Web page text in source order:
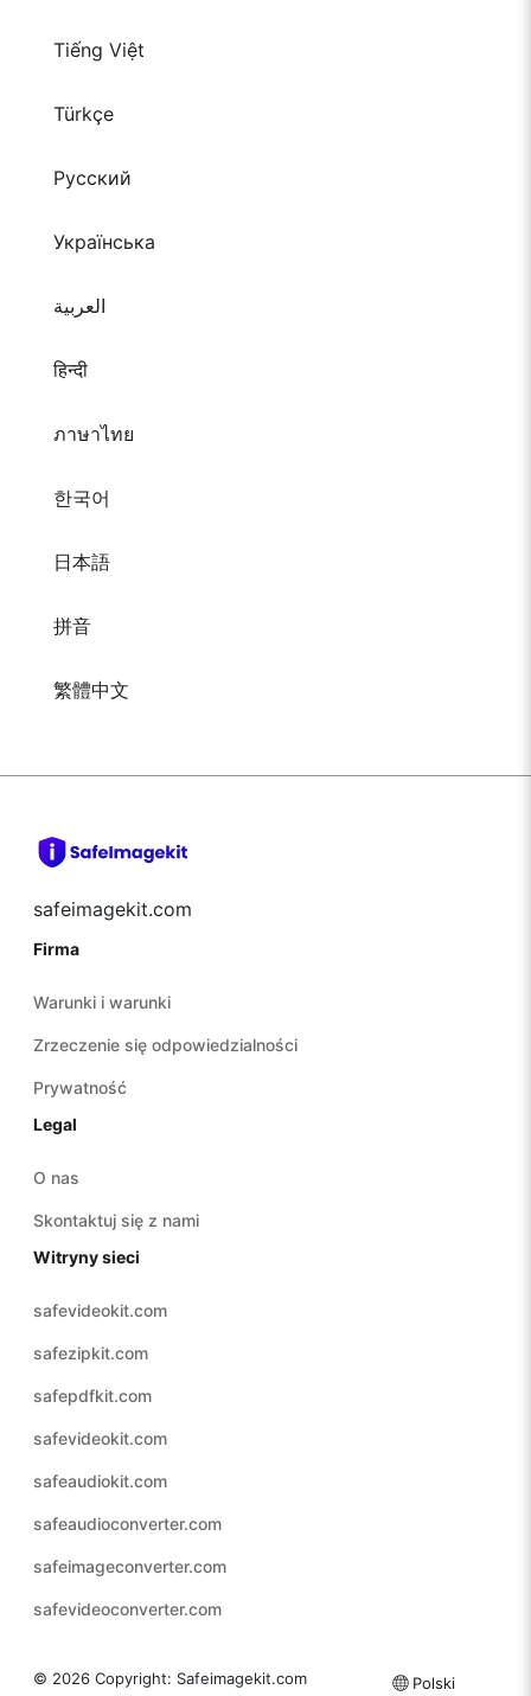
Tiếng Việt
Türkçe
Русский
Українська
العربية
हिन्दी
ภาษาไทย
한국어
日本語
拼音
繁體中文
safeimagekit.com
Firma
Warunki i warunki
Zrzeczenie się odpowiedzialności
Prywatność
Legal
O nas
Skontaktuj się z nami
Witryny sieci
safevideokit.com
safezipkit.com
safepdfkit.com
safevideokit.com
safeaudiokit.com
safeaudioconverter.com
safeimageconverter.com
safevideoconverter.com
© 2026 Copyright: Safeimagekit.com Polski